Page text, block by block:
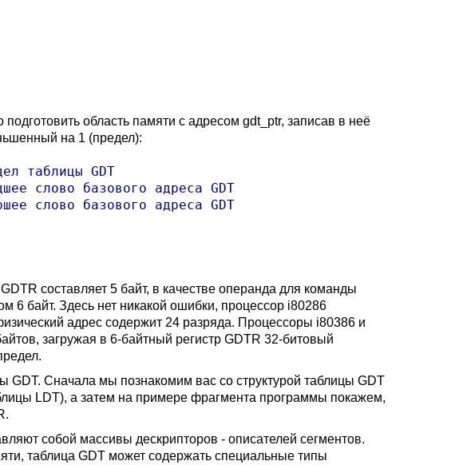
область памяти с адресом gdt_ptr, записав в неё
на 1 (предел):
таблицы GDT
базового адреса GDT
базового адреса GDT
составляет 5 байт, в качестве операнда для команды
6 байт. Здесь нет никакой ошибки, процессор i80286
адрес содержит 24 разряда. Процессоры i80386 и
загружая в 6-байтный регистр GDTR 32-битовый
GDT. Сначала мы познакомим вас со структурой таблицы GDT
LDT), а затем на примере фрагмента программы покажем,
собой массивы дескрипторов - описателей сегментов.
таблица GDT может содержать специальные типы